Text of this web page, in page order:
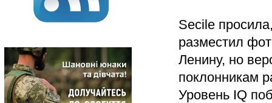
Secile
разместил
Ленину, но
поклонникам
Уровень IQ